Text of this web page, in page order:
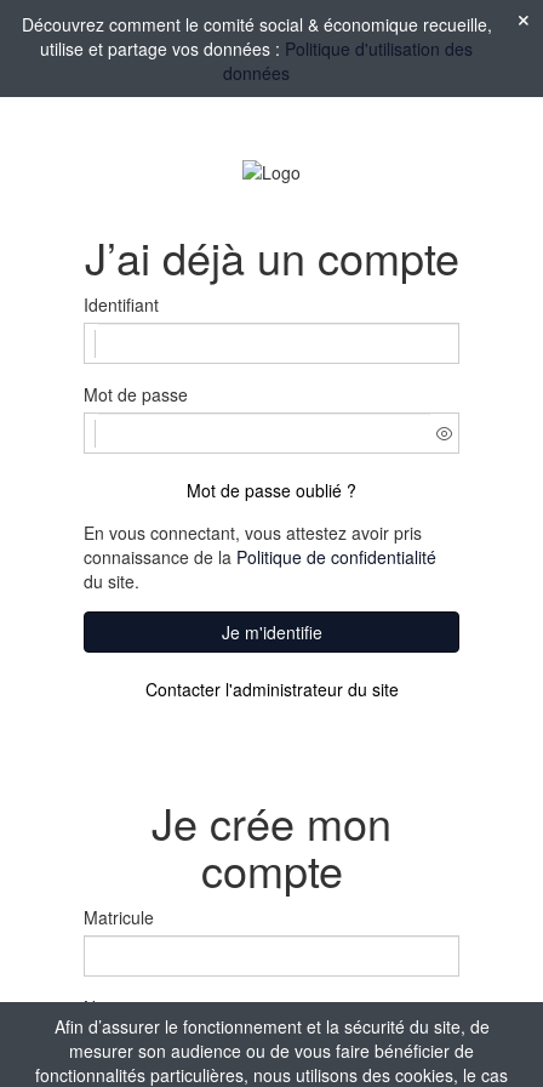
Afin d’assurer le fonctionnement et la sécurité du site, de
mesurer son audience ou de vous faire bénéficier de
fonctionnalités particulières, nous utilisons des cookies, le cas
Découvrez comment le comité social & économique recueille,
utilise et partage vos données : Politique d'utilisation des
données
J’ai déjà un compte
Identifiant
Mot de passe
Mot de passe oublié ?
En vous connectant, vous attestez avoir pris
connaissance de la Politique de confidentialité
du site.
Je m'identifie
Contacter l'administrateur du site
Je crée mon
compte
Matricule
Nom